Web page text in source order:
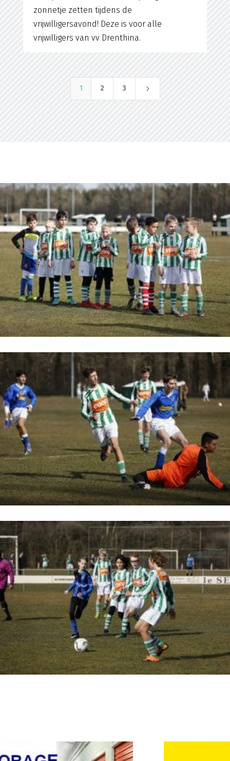
zonnetje zetten tijdens de
vrijwilligersavond! Deze is voor alle
vrijwilligers van vv Drenthina.
1 2 3 5